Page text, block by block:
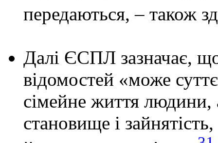
передаються, – також
Далі ЄСПЛ зазначає,
відомостей «може
сімейне життя людини,
становище і